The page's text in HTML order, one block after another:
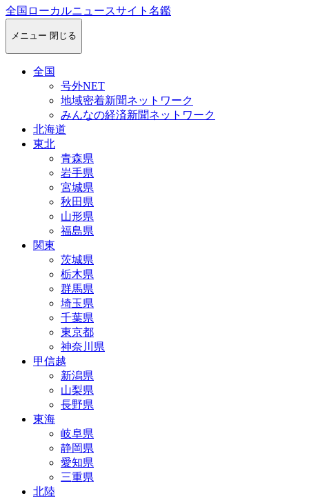
全国ローカルニュースサイト名鑑
メニュー 閉じる
全国
号外NET
地域密着新聞ネットワーク
みんなの経済新聞ネットワーク
北海道
東北
青森県
岩手県
宮城県
秋田県
山形県
福島県
関東
茨城県
栃木県
群馬県
埼玉県
千葉県
東京都
神奈川県
甲信越
新潟県
山梨県
長野県
東海
岐阜県
静岡県
愛知県
三重県
北陸